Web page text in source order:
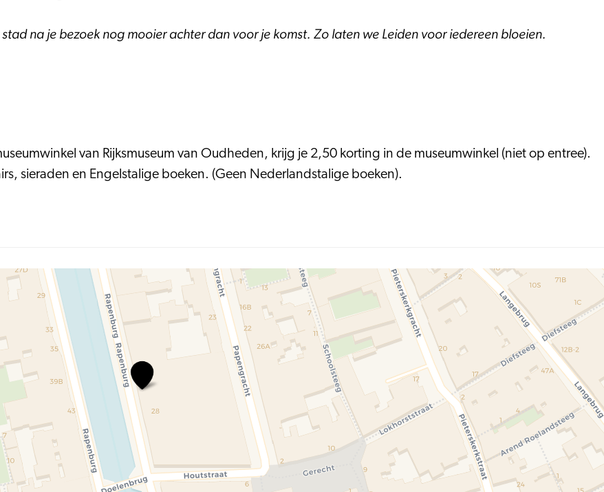
na je bezoek nog mooier achter dan voor je komst. Zo laten we Leiden voor iedereen bloeien.
van Rijksmuseum van Oudheden, krijg je 2,50 korting in de museumwinkel (niet op entree).
sieraden en Engelstalige boeken. (Geen Nederlandstalige boeken).
Rijksmuseum\u0020van\u0020Oudheden